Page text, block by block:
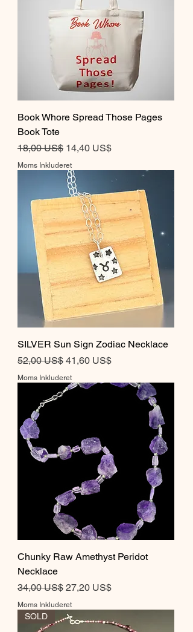
Book Whore Spread Those Pages
Book Tote
Regulær pris
18,00 US$ Salgspris
14,40 US$
Moms Inkluderet
SILVER Sun Sign Zodiac Necklace
Regulær pris
52,00 US$ Salgspris
41,60 US$
Moms Inkluderet
Chunky Raw Amethyst Peridot
Necklace
Regulær pris
34,00 US$ Salgspris
27,20 US$
Moms Inkluderet
SOLD